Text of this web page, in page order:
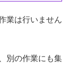
業は行いません
別の作業にも集